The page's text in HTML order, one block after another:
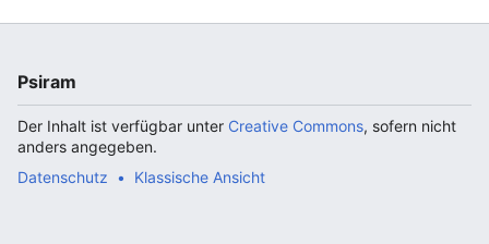
Psiram
Der Inhalt ist verfügbar unter Creative Commons, sofern nicht
anders angegeben.
Datenschutz
Klassische Ansicht